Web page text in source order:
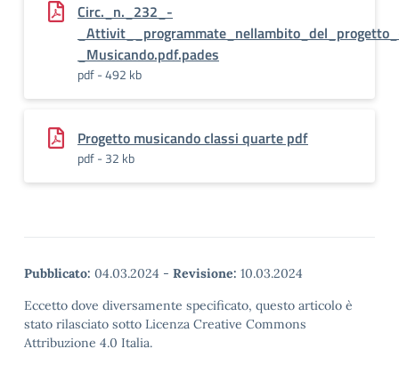
Circ._n._232_-
_Musicando.pdf.pades
pdf - 492 kb
Progetto musicando classi quarte pdf
pdf - 32 kb
Pubblicato: 04.03.2024 - Revisione: 10.03.2024
Eccetto dove diversamente specificato, questo articolo è
stato rilasciato sotto Licenza Creative Commons
Attribuzione 4.0 Italia.